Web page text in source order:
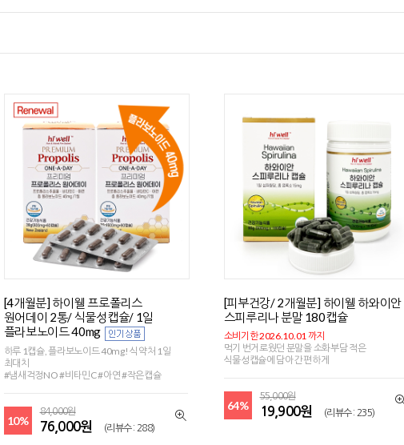
[4개월분] 하이웰 프로폴리스
원어데이 2통/ 식물성캡슐/ 1일
플라보노이드 40mg
하루 1캡슐, 플라보노이드 40mg! 식약처 1일
최대치
#냄새걱정NO #비타민C #아연 #작은캡슐
10%
84,000원
76,000원 (리뷰수 : 288)
[피부건강/ 2개월분] 하이웰 하와이안
스피루리나 분말 180캡슐
소비기한 2026.10.01 까지
먹기 번거로웠던 분말을 소화부담 적은
식물성캡슐에 담아 간편하게
64%
55,000원
19,900원 (리뷰수 : 235)